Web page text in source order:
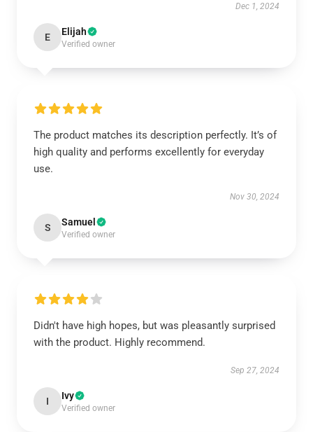
Dec 1, 2024
E Elijah
Verified owner
The product matches its description perfectly. It’s of
high quality and performs excellently for everyday
use.
Nov 30, 2024
S Samuel
Verified owner
Didn't have high hopes, but was pleasantly surprised
with the product. Highly recommend.
Sep 27, 2024
I Ivy
Verified owner